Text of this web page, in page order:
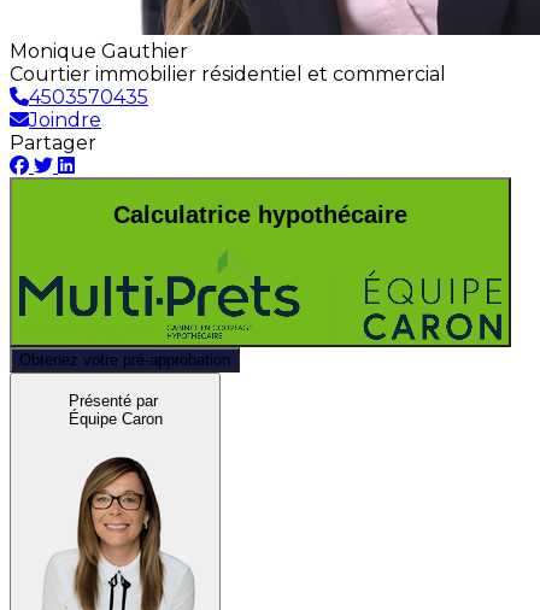
Monique Gauthier
Courtier immobilier résidentiel et commercial
4503570435
Joindre
Partager
Calculatrice hypothécaire
Obtenez votre pré-approbation
Présenté par
Équipe Caron